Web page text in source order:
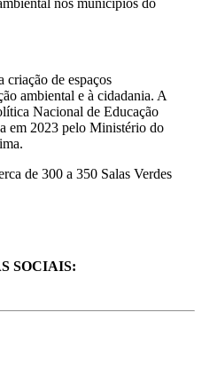
criação de espaços
ambiental e à cidadania. A
Nacional de Educação
em 2023 pelo Ministério do
de 300 a 350 Salas Verdes
SOCIAIS: